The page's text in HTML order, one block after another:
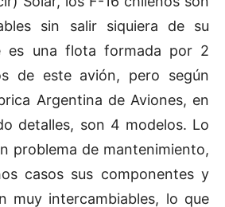
sin salir siquiera de su
es una flota formada por 2
de este avión, pero según
Argentina de Aviones, en
detalles, son 4 modelos. Lo
problema de mantenimiento,
casos sus componentes y
muy intercambiables, lo que